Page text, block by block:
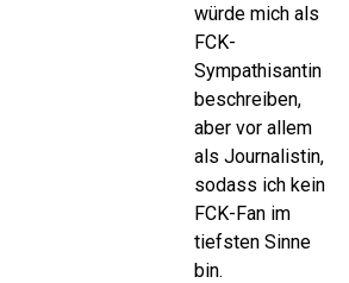
würde mich als
FCK-
Sympathisantin
beschreiben,
aber vor allem
als Journalistin,
sodass ich kein
FCK-Fan im
tiefsten Sinne
bin.